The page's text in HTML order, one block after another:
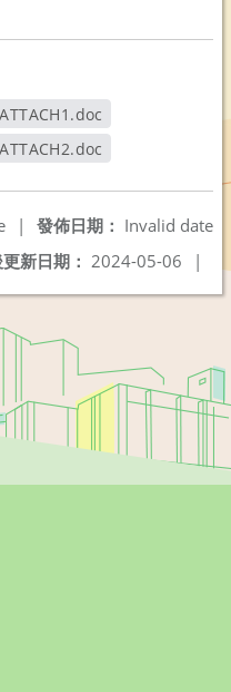
發佈日期： Invalid date
|
新日期： 2024-05-06 |